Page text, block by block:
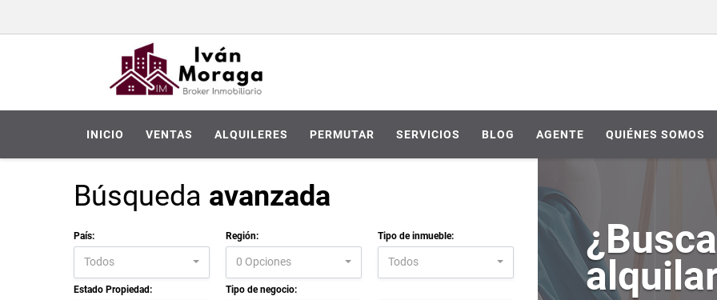
INICIO VENTAS ALQUILERES PERMUTAR SERVICIOS BLOG AGENTE QUIÉNES SOMOS
Búsqueda avanzada
País:
Todos
Región:
0 Opciones
Tipo de inmueble:
Todos
Estado Propiedad: Tipo de negocio: